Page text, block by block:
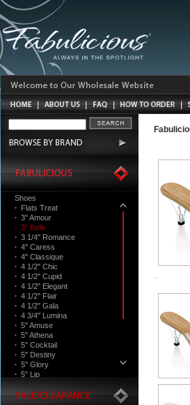
Shoes
· Flats Treat
· 3" Amour
· 3" Belle
· 3 1/4" Romance
· 4" Caress
· 4" Classique
· 4 1/2" Chic
· 4 1/2" Cupid
· 4 1/2" Elegant
· 4 1/2" Flair
· 4 1/2" Gala
· 4 3/4" Lumina
· 5" Amuse
· 5" Athena
· 5" Cocktail
· 5" Destiny
· 5" Glory
· 5" Lip
· 5" Martini